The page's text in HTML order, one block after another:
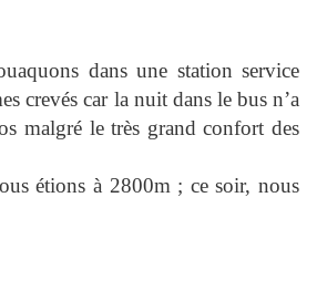
dans une station service
crevés car la nuit dans le bus n’a
malgré le très grand confort des
étions à 2800m ; ce soir, nous